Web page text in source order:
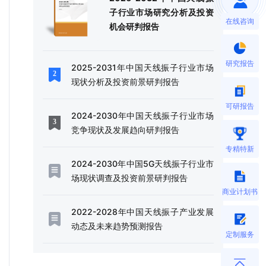
子行业市场研究分析及投资
机会研判报告
2025-2031年中国天线振子行业市场
现状分析及投资前景研判报告
2024-2030年中国天线振子行业市场
竞争现状及发展趋向研判报告
2024-2030年中国5G天线振子行业市
场现状调查及投资前景研判报告
2022-2028年中国天线振子产业发展
动态及未来趋势预测报告
在线咨询
研究报告
可研报告
专精特新
商业计划书
定制服务